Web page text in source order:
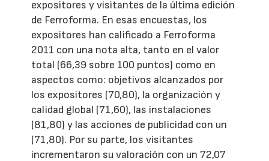
expositores y visitantes de la última edición
de Ferroforma. En esas encuestas, los
expositores han calificado a Ferroforma
2011 con una nota alta, tanto en el valor
total (66,39 sobre 100 puntos) como en
aspectos como: objetivos alcanzados por
los expositores (70,80), la organización y
calidad global (71,60), las instalaciones
(81,80) y las acciones de publicidad con un
(71,80). Por su parte, los visitantes
incrementaron su valoración con un 72,07